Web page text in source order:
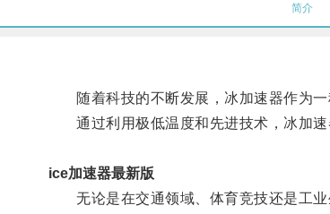
简介
随着科技的不断发展，冰加速器作为一
通过利用极低温度和先进技术，冰加速
ice加速器最新版
无论是在交通领域、体育竞技还是工业